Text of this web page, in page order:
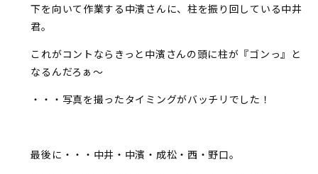
下を向いて作業する中濱さんに、柱を振り回している中井
君。
これがコントならきっと中濱さんの頭に柱が『ゴンっ』と
なるんだろぁ～
・・・写真を撮ったタイミングがバッチリでした！
最後に・・・中井・中濱・成松・西・野口。